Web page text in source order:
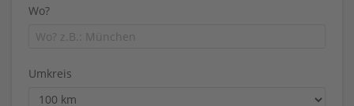
Wo?
Umkreis